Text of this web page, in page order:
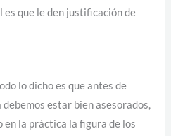
que le den justificación de
lo dicho es que antes de
estar bien asesorados,
en la práctica la figura de los